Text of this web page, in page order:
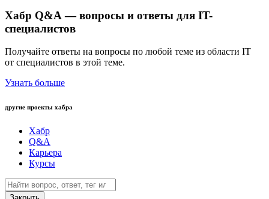
Хабр Q&A — вопросы и ответы для IT-
специалистов
Получайте ответы на вопросы по любой теме из области IT
от специалистов в этой теме.
Узнать больше
другие проекты хабра
Хабр
Q&A
Карьера
Курсы